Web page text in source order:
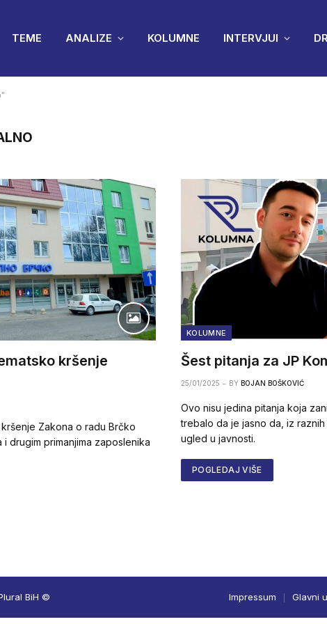
TEME ANALIZE KOLUMNE INTERVJUI
kršenje
Zakona o radu Brčko
drugim primanjima zaposlenika
KOLUMNE
Šest pitanja za JP
25/01/2025 BY BOJAN BOŠKOVIĆ
Ovo nisu jedina pitanja koja
trebalo da je jasno da, iz
ugled u javnosti.
POGLEDAJ VIŠE
BiH © Impressum Glavni